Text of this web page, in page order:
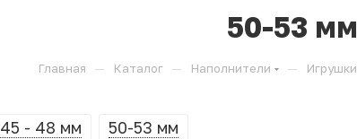
50-53 мм
Главная — Каталог — Наполнители — Игрушки
45 - 48 мм
50-53 мм